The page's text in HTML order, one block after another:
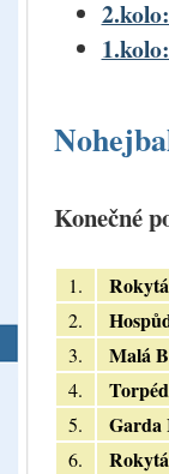
Konečné
1.
2.
3. Malá
4.
5. Garda
6.